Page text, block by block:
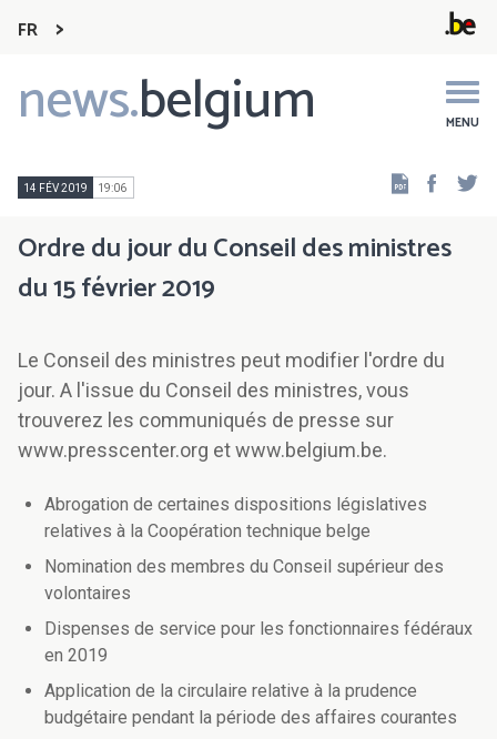
FR
news.belgium MENU
Main
navigation
14 FÉV 2019 19:06
Ordre du jour du Conseil des ministres
du 15 février 2019
Le Conseil des ministres peut modifier l'ordre du
jour. A l'issue du Conseil des ministres, vous
trouverez les communiqués de presse sur
www.presscenter.org et www.belgium.be.
Abrogation de certaines dispositions législatives
relatives à la Coopération technique belge
Nomination des membres du Conseil supérieur des
volontaires
Dispenses de service pour les fonctionnaires fédéraux
en 2019
Application de la circulaire relative à la prudence
budgétaire pendant la période des affaires courantes